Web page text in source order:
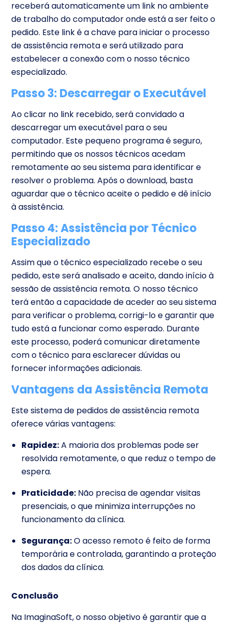
receberá automaticamente um link no ambiente
de trabalho do computador onde está a ser feito o
pedido. Este link é a chave para iniciar o processo
de assistência remota e será utilizado para
estabelecer a conexão com o nosso técnico
especializado.
Passo 3: Descarregar o Executável
Ao clicar no link recebido, será convidado a
descarregar um executável para o seu
computador. Este pequeno programa é seguro,
permitindo que os nossos técnicos acedam
remotamente ao seu sistema para identificar e
resolver o problema. Após o download, basta
aguardar que o técnico aceite o pedido e dê início
à assistência.
Passo 4: Assistência por Técnico
Especializado
Assim que o técnico especializado recebe o seu
pedido, este será analisado e aceito, dando início à
sessão de assistência remota. O nosso técnico
terá então a capacidade de aceder ao seu sistema
para verificar o problema, corrigi-lo e garantir que
tudo está a funcionar como esperado. Durante
este processo, poderá comunicar diretamente
com o técnico para esclarecer dúvidas ou
fornecer informações adicionais.
Vantagens da Assistência Remota
Este sistema de pedidos de assistência remota
oferece várias vantagens:
Rapidez:A maioria dos problemas pode ser
resolvida remotamente, o que reduz o tempo de
espera.
Praticidade: Não precisa de agendar visitas
presenciais, o que minimiza interrupções no
funcionamento da clínica.
Segurança:O acesso remoto é feito de forma
temporária e controlada, garantindo a proteção
dos dados da clínica.
Conclusão
Na ImaginaSoft, o nosso objetivo é garantir que a